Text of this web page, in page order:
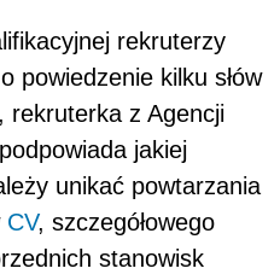
rekruterzy
powiedzenie kilku słów
rekruterka z Agencji
jakiej
unikać powtarzania
CV, szczegółowego
stanowisk